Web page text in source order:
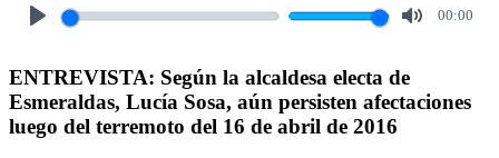
00:00
ENTREVISTA: Según la alcaldesa electa de
Esmeraldas, Lucía Sosa, aún persisten afectaciones
luego del terremoto del 16 de abril de 2016